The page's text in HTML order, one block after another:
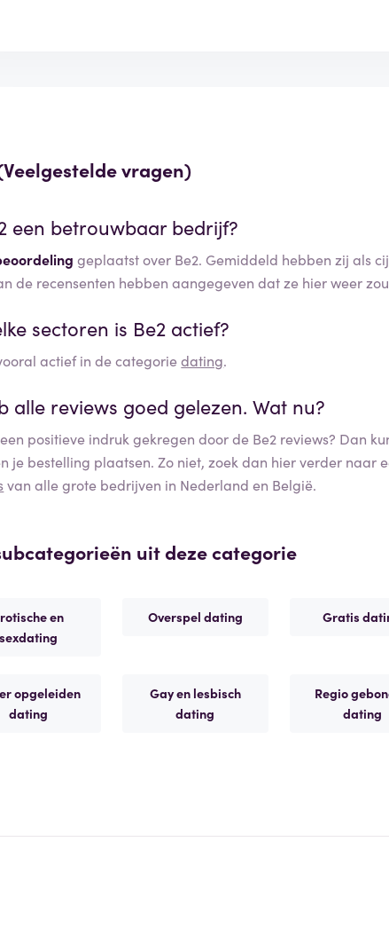
vragen)
een betrouwbaar bedrijf?
geplaatst over Be2. Gemiddeld hebben zij als
de recensenten hebben aangegeven dat ze hier weer
sectoren is Be2 actief?
actief in de categoriedating.
alle reviews goed gelezen. Wat nu?
positieve indruk gekregen door de Be2 reviews? Dan
je bestelling plaatsen. Zo niet, zoek dan hier verder naar
van alle grote bedrijven in Nederland en België.
uit deze categorie
en
sexdating
Overspel dating Gratis
opgeleiden
dating
Gay en lesbisch
dating
Regio
dating